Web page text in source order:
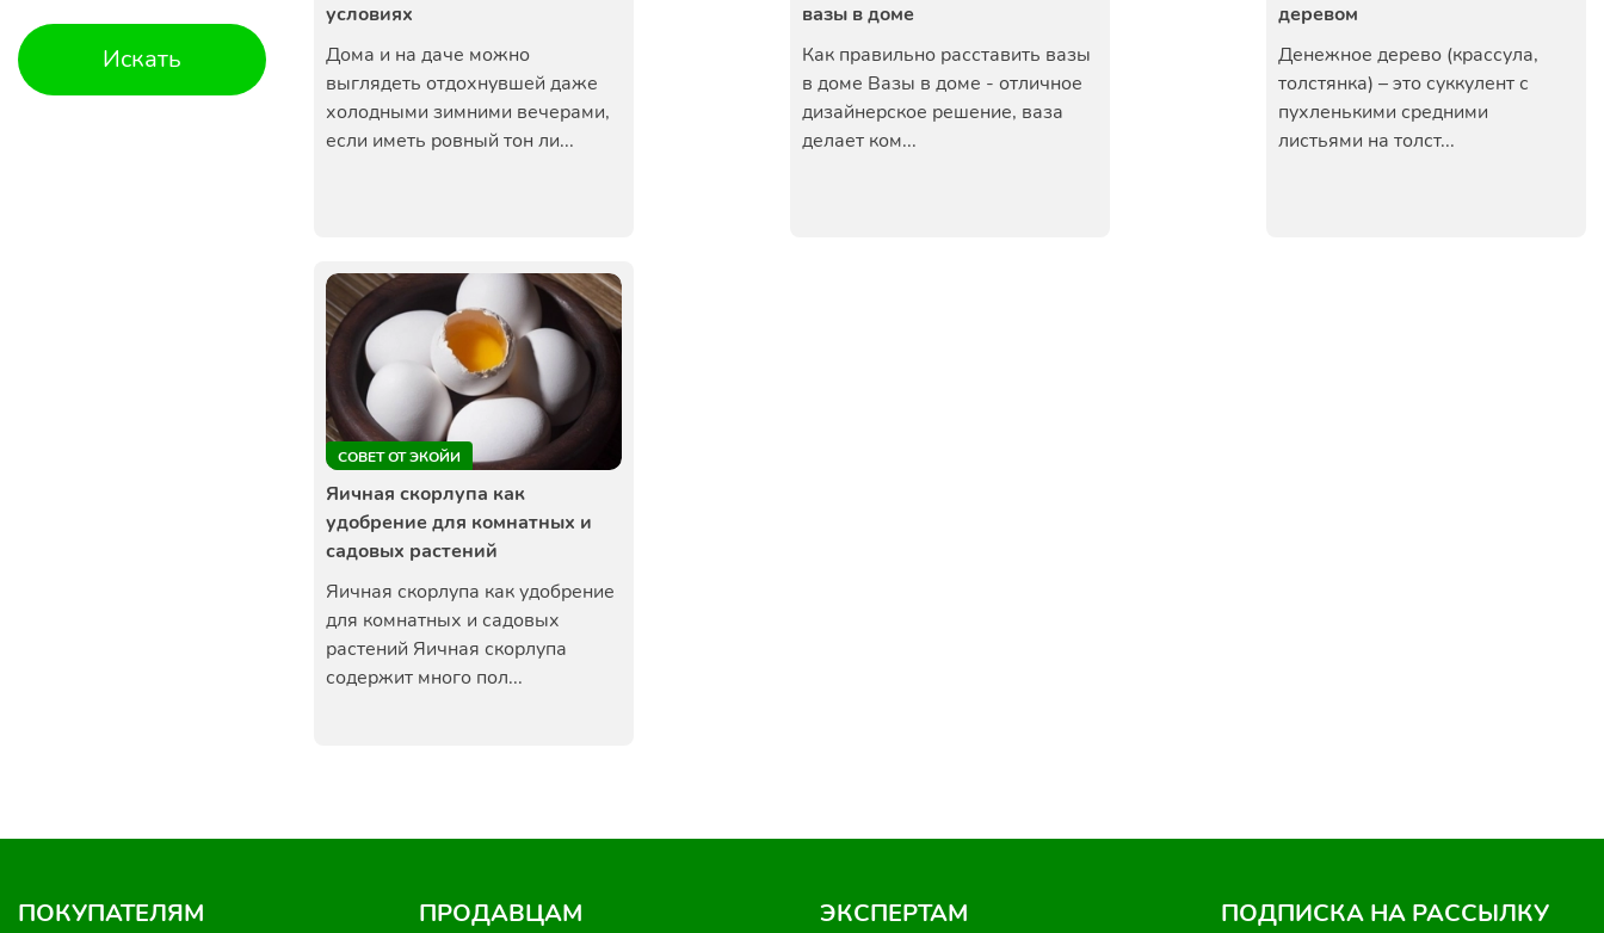
Искать
условиях
Дома и на даче можно
выглядеть отдохнувшей даже
холодными зимними вечерами,
если иметь ровный тон ли...
вазы в доме
Как правильно расставить вазы
в доме Вазы в доме - отличное
дизайнерское решение, ваза
делает ком...
деревом
Денежное дерево (крассула,
толстянка) – это суккулент с
пухленькими средними
листьями на толст...
СОВЕТ ОТ ЭКОЙИ
Яичная скорлупа как
удобрение для комнатных и
садовых растений
Яичная скорлупа как удобрение
для комнатных и садовых
растений Яичная скорлупа
содержит много пол...
ПОКУПАТЕЛЯМ ПРОДАВЦАМ ЭКСПЕРТАМ ПОДПИСКА НА РАССЫЛКУ